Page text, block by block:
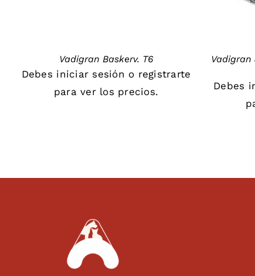
Vadigran Baskerv. T6
Debes iniciar sesión o registrarte
para ver los precios.
Debes